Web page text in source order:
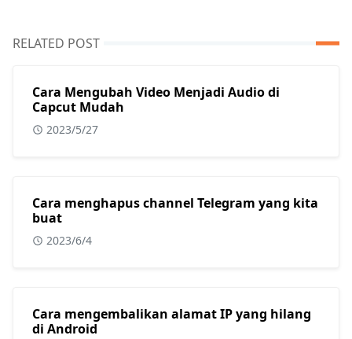
RELATED POST
Cara Mengubah Video Menjadi Audio di
Capcut Mudah
2023/5/27
Cara menghapus channel Telegram yang kita
buat
2023/6/4
Cara mengembalikan alamat IP yang hilang
di Android